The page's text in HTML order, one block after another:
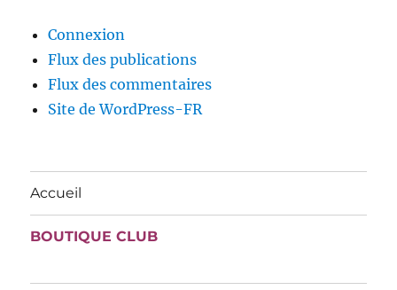
Connexion
Flux des publications
Flux des commentaires
Site de WordPress-FR
Accueil
BOUTIQUE CLUB